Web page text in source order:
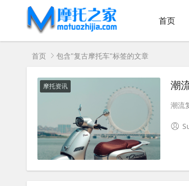
首页
首页 包含"复古摩托车"标签的文章
摩托资讯 潮
潮流